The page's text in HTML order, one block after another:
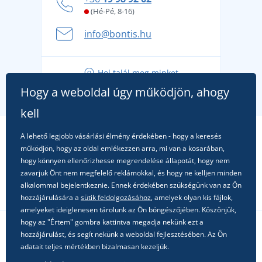
kényelmesen és biztonságosan
A nyári kaland a csomagolással kezdődik - készüljön
fel a gondtalan nyaralásra
alkalomra!
(Hé-Pé, 8-16)
info@bontis.hu
Hol talál meg minket
Kövessen minket a közösségi hálózatokon
Hogy a weboldal úgy működjön, ahogy
kell
A lehető legjobb vásárlási élmény érdekében - hogy a keresés
működjön, hogy az oldal emlékezzen arra, mi van a kosarában,
hogy könnyen ellenőrizhesse megrendelése állapotát, hogy nem
zavarjuk Önt nem megfelelő reklámokkal, és hogy ne kelljen minden
alkalommal bejelentkeznie. Ennek érdekében szükségünk van az Ön
hozzájárulására a sütik feldolgozásához, amelyek olyan kis fájlok,
amelyeket ideiglenesen tárolunk az Ön böngészőjében. Köszönjük,
hogy az "Értem" gombra kattintva megadja nekünk ezt a
hozzájárulást, és segít nekünk a weboldal fejlesztésében. Az Ön
adatait teljes mértékben bizalmasan kezeljük.